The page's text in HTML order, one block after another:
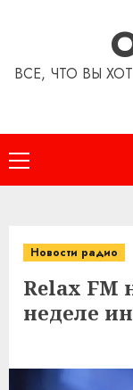
ВСЕ, ЧТО ВЫ
Основное
меню
Новости радио
Relax FM
неделе